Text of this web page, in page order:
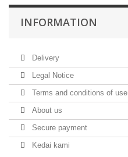
INFORMATION
Delivery
Legal Notice
Terms and conditions of use
About us
Secure payment
Kedai kami